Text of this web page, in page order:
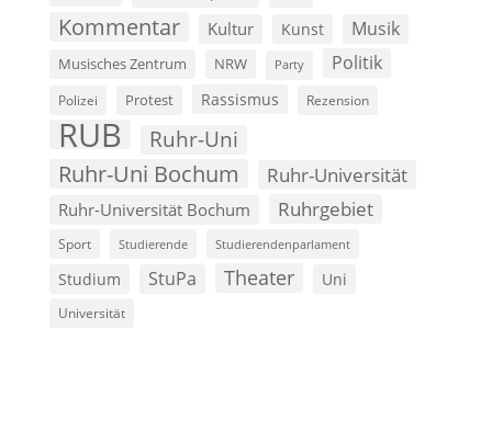
Kommentar Kultur Kunst Musik
Musisches Zentrum NRW Party Politik
Polizei Protest Rassismus Rezension
RUB Ruhr-Uni
Ruhr-Uni Bochum Ruhr-Universität
Ruhr-Universität Bochum Ruhrgebiet
Sport Studierende Studierendenparlament
Studium StuPa Theater Uni
Universität